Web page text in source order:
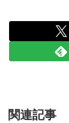
関連記事